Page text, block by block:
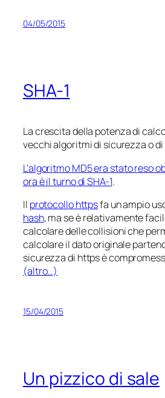
04/05/2015
SHA-1
La crescita della potenza di
vecchi algoritmi di sicurezza o di
L’algoritmo MD5 era stato reso
ora è il turno di SHA-1.
Il protocollo httpsfa un ampio
hash, ma se è relativamente
calcolare dellecollisioniche
calcolare il dato originale
sicurezza di https è
(altro…)
15/04/2015
Un pizzico di sale